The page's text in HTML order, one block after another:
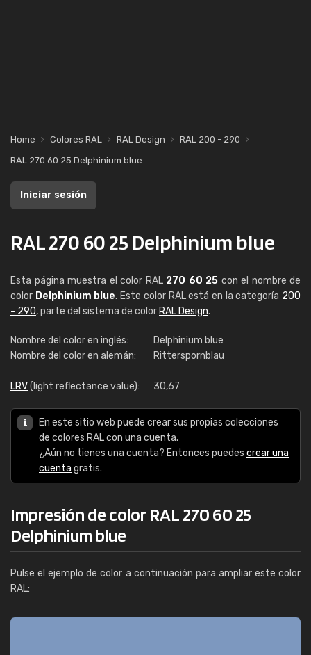
Home Colores RAL RAL Design
RAL 200 - 290
RAL 270 60 25 Delphinium blue
Iniciar sesión
RAL 270 60 25 Delphinium blue
Esta página muestra el color RAL 270 60 25 con el nombre de
color Delphinium blue. Este color RAL está en la categoría 200
- 290, parte del sistema de color RAL Design.
Nombre del color en inglés:
Delphinium blue
Nombre del color en alemán:
Ritterspornblau
LRV(light reflectance value): 30,67
En este sitio web puede crear sus propias colecciones
de colores RAL con una cuenta.
¿Aún no tienes una cuenta? Entonces puedes crear una
cuenta gratis.
Impresión de color RAL 270 60 25
Delphinium blue
Pulse el ejemplo de color a continuación para ampliar este color
RAL: